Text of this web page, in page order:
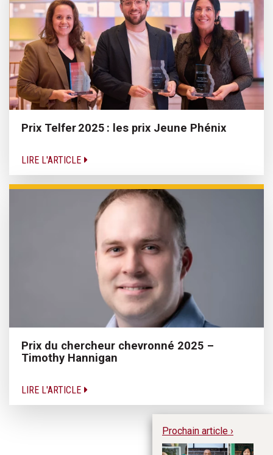
Prix Telfer 2025 : les prix Jeune Phénix
LIRE L'ARTICLE
Prix du chercheur chevronné 2025 –
Timothy Hannigan
LIRE L'ARTICLE
Prochain article ›